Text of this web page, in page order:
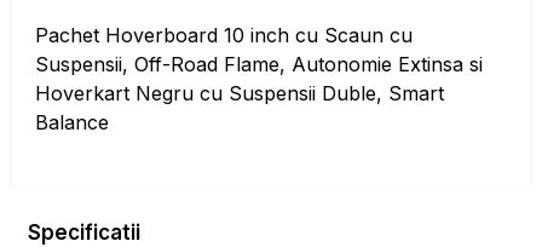
Pachet Hoverboard 10 inch cu Scaun cu
Suspensii, Off-Road Flame, Autonomie Extinsa si
Hoverkart Negru cu Suspensii Duble, Smart
Balance
Specificatii